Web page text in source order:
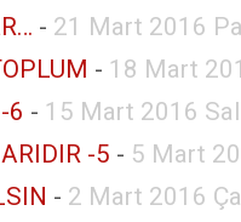
- 21 Mart 2016
- 18 Mart
6 - 15 Mart 2016
-5 - 5 Mart
- 2 Mart 2016